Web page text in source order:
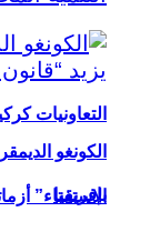
التعاونيات
بإفريقيا
الكونغو
الاستفتاء”